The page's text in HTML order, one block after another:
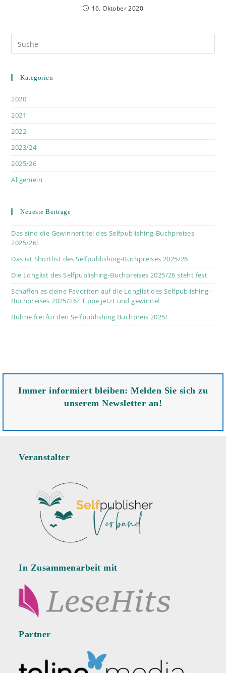
16. Oktober 2020
Kategorien
2020
2021
2022
2023/24
2025/26
Allgemein
Neueste Beiträge
Das sind die Gewinnertitel des Selfpublishing-Buchpreises
2025/26!
Das ist Shortlist des Selfpublishing-Buchpreises 2025/26
Die Longlist des Selfpublishing-Buchpreises 2025/26 steht fest
Schaffen es deine Favoriten auf die Longlist des Selfpublishing-
Buchpreises 2025/26? Tippe jetzt und gewinne!
Bühne frei für den Selfpublishing Buchpreis 2025!
Immer informiert bleiben: Melden Sie sich zu
unserem Newsletter an!
Veranstalter
In Zusammenarbeit mit
Partner